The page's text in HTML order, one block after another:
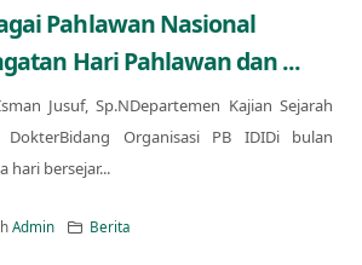
Pahlawan Nasional
Hari Pahlawan dan ...
Jusuf, Sp.NDepartemen Kajian Sejarah
DokterBidang Organisasi PB IDIDi bulan
hari bersejar...
Admin Berita